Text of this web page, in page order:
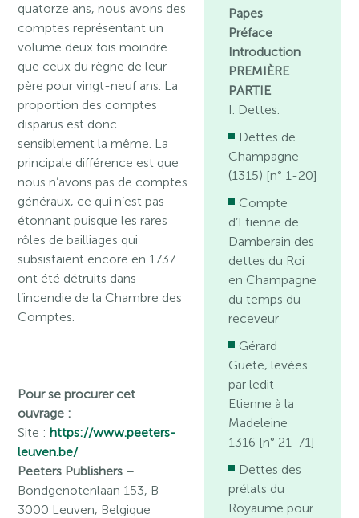
quatorze ans, nous avons des
comptes représentant un
volume deux fois moindre
que ceux du règne de leur
père pour vingt-neuf ans. La
proportion des comptes
disparus est donc
sensiblement la même. La
principale différence est que
nous n’avons pas de comptes
généraux, ce qui n’est pas
étonnant puisque les rares
rôles de bailliages qui
subsistaient encore en 1737
ont été détruits dans
l’incendie de la Chambre des
Comptes.
Pour se procurer cet
ouvrage :
Site :https://www.peeters-
leuven.be/
Peeters Publishers –
Bondgenotenlaan 153, B-
3000 Leuven, Belgique
Papes
Préface
Introduction
PREMIÈRE
PARTIE
I. Dettes.
Dettes de
Champagne
(1315) [n° 1-20]
Compte
d’Etienne de
Damberain des
dettes du Roi
en Champagne
du temps du
receveur
Gérard
Guete, levées
par ledit
Etienne à la
Madeleine
1316 [n° 21-71]
Dettes des
prélats du
Royaume pour